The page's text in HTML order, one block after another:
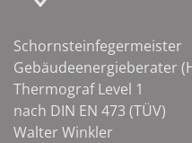
Schornsteinfegermeister
Gebäudeenergieberater
Thermograf Level 1
nach DIN EN 473 (TÜV)
Walter Winkler